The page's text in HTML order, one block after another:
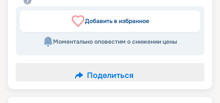
Добавить в избранное
Моментально оповестим о снижении цены
Поделиться